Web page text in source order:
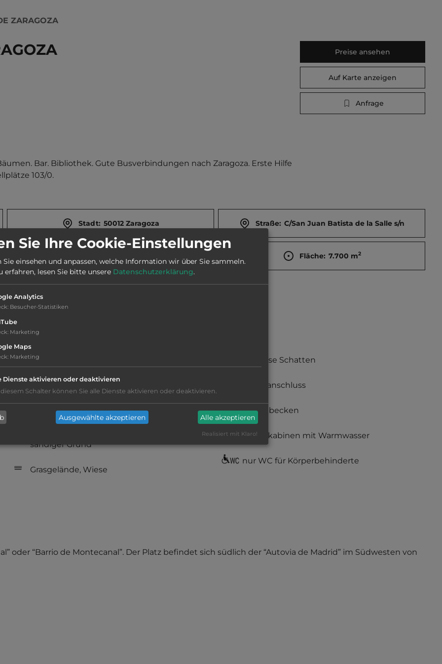
ZARAGOZA
Preise ansehen
Auf Karte anzeigen
Anfrage
Bar. Bibliothek. Gute Busverbindungen nach Zaragoza. Erste Hilfe
103/0.
Stadt: 50012 Zaragoza Straße: C/San Juan Batista de la Salle s/n
Fläche: 7.700 m2
Geräuschkulisse: erträgliche
Lärmbelästigung
Hygiene: befriedigend
Service: befriedigend, einige
Annehmlichkeiten fehlen
sandiger Grund
Grasgelände, Wiese
teilweise Schatten
Stromanschluss
Waschbecken
Duschkabinen mit Warmwasser
nur WC für Körperbehinderte
oder “Barrio de Montecanal”. Der Platz befindet sich südlich der “Autovia de Madrid” im Südwesten von
Sie Ihre Cookie-Einstellungen
Sie einsehen und anpassen, welche Information wir über Sie sammeln.
erfahren, lesen Sie bitte unsere Datenschutzerklärung.
Analytics
: Besucher-Statistiken
: Marketing
Maps
: Marketing
Dienste aktivieren oder deaktivieren
Schalter können Sie alle Dienste aktivieren oder deaktivieren.
Ausgewählte akzeptieren Alle akzeptieren
Realisiert mit Klaro!